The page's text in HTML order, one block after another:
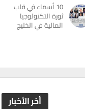
10 أسماء في قلب
ثورة التكنولوجيا
المالية في الخليج
أخر الأخبار